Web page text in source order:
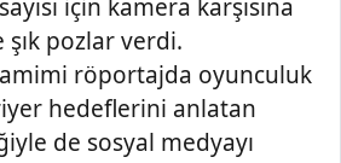
için kamera karşısına
şık pozlar verdi.
röportajda oyunculuk
hedeflerini anlatan
de sosyal medyayı